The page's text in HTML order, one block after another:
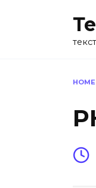
HOME